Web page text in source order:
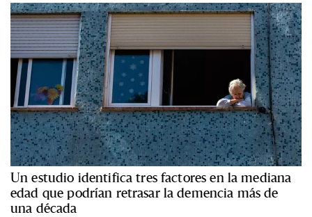
Un estudio identifica tres factores en la mediana
edad que podrían retrasar la demencia más de
una década